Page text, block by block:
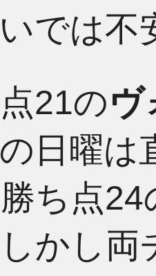
では不
21の
日曜は
ち点24
かし両